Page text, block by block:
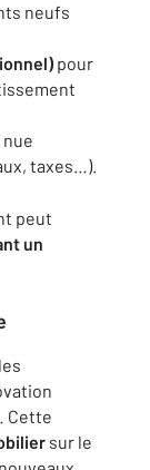
neufs
pour
taxes…).
peut
un
Cette
sur le